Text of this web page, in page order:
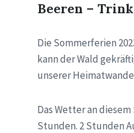
Beeren –
Die Sommerferien
kann der Wald
unserer
Das Wetter an
Stunden. 2 Stunden